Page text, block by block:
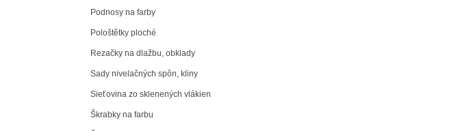
Podnosy na farby
Pološtětky ploché
Rezačky na dlažbu, obklady
Sady nivelačných spôn, kliny
Sieťovina zo sklenených vlákien
Škrabky na farbu